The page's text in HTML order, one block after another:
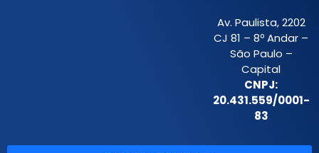
Av. Paulista, 2202
CJ 81 – 8º Andar –
São Paulo –
Capital
CNPJ:
20.431.559/0001-
83